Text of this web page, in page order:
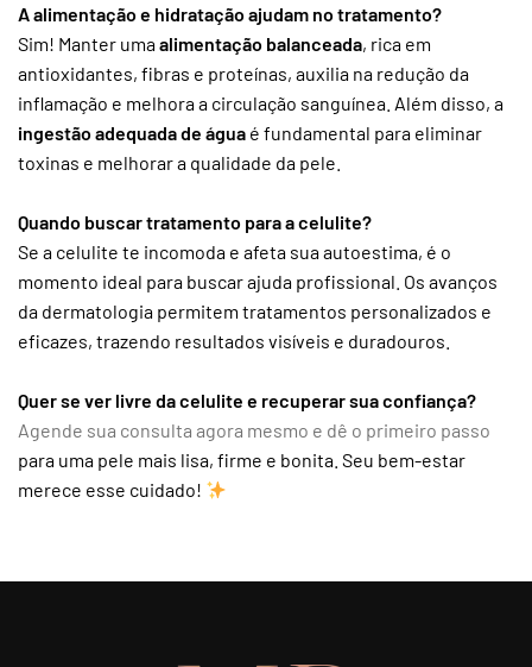
A alimentação e hidratação ajudam no tratamento?
Sim! Manter umaalimentação balanceada, rica em
antioxidantes, fibras e proteínas, auxilia na redução da
inflamação e melhora a circulação sanguínea. Além disso, a
ingestão adequada de água é fundamental para eliminar
toxinas e melhorar a qualidade da pele.
Quando buscar tratamento para a celulite?
Se a celulite te incomoda e afeta sua autoestima, é o
momento ideal para buscar ajuda profissional. Os avanços
da dermatologia permitem tratamentos personalizados e
eficazes, trazendo resultados visíveis e duradouros.
Quer se ver livre da celulite e recuperar sua confiança?
Agende sua consulta agora mesmo e dê o primeiro passo
para uma pele mais lisa, firme e bonita. Seu bem-estar
merece esse cuidado!